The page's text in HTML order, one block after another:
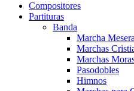
Compositores
Partituras
Banda
Marcha
Marchas
Marchas
Pasodobles
Himnos